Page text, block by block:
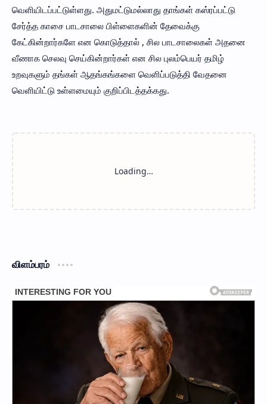
வெளியிடப்பட்டுள்ளது. அதுமட்டுமல்லாது தாங்கள் கஸ்ரப்பட்டு
சேர்த்த காசை பாடசாலை பிள்ளைகளின் தேவைக்கு
கேட்கின்றார்களே என கொடுத்தால் , சில பாடசாலைகள் அதனை
வீணாக செலவு செய்கின்றார்கள் என சில புலம்பெயர் தமிழ்
உறவுகளும் தங்கள் ஆதங்கங்களை வெளிப்படுத்தி வேதனை
வெளியிட்டு உள்ளமையும் குறிப்பிடத்தக்கது.
விளம்பரம்